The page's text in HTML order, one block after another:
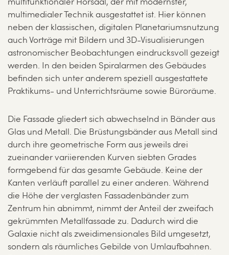
multifunktionaler Hörsaal, der mit modernster,
multimedialer Technik ausgestattet ist. Hier können
neben der klassischen, digitalen Planetariumsnutzung
auch Vorträge mit Bildern und 3D-Visualisierungen
astronomischer Beobachtungen eindrucksvoll gezeigt
werden. In den beiden Spiralarmen des Gebäudes
befinden sich unter anderem speziell ausgestattete
Praktikums- und Unterrichtsräume sowie Büroräume.
Die Fassade gliedert sich abwechselnd in Bänder aus
Glas und Metall. Die Brüstungsbänder aus Metall sind
durch ihre geometrische Form aus jeweils drei
zueinander variierenden Kurven siebten Grades
formgebend für das gesamte Gebäude. Keine der
Kanten verläuft parallel zu einer anderen. Während
die Höhe der verglasten Fassadenbänder zum
Zentrum hin abnimmt, nimmt der Anteil der zweifach
gekrümmten Metallfassade zu. Dadurch wird die
Galaxie nicht als zweidimensionales Bild umgesetzt,
sondern als räumliches Gebilde von Umlaufbahnen.